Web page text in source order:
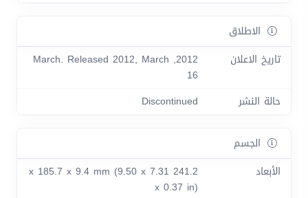
الاطلاق
تاريخ الاعلان
2012, March. Released 2012, March
16
حالة النشر
Discontinued
الجسم
الأبعاد
241.2 x 185.7 x 9.4 mm (9.50 x 7.31
x 0.37 in)